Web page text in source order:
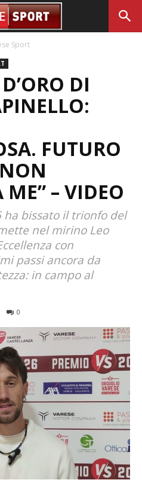
Sport
DI
FUTURO
– VIDEO
ha bissato il trionfo del
nel mirino Leo
con
passi ancora da
in campo al
0